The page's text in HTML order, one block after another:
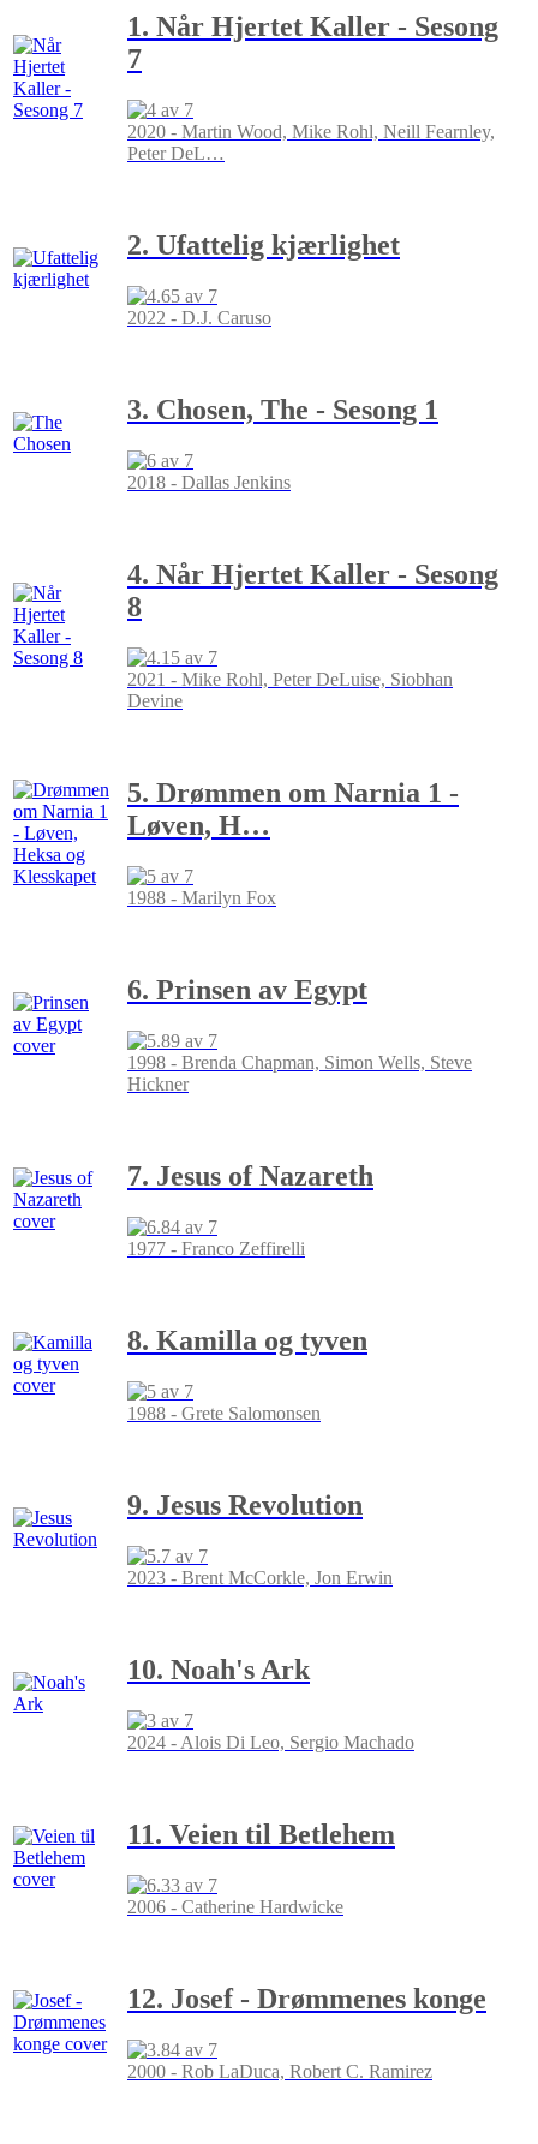
1. Når Hjertet Kaller - Sesong
7
2020 - Martin Wood, Mike Rohl, Neill Fearnley,
Peter DeL…
2. Ufattelig kjærlighet
2022 - D.J. Caruso
3. Chosen, The - Sesong 1
2018 - Dallas Jenkins
4. Når Hjertet Kaller - Sesong
8
2021 - Mike Rohl, Peter DeLuise, Siobhan
Devine
5. Drømmen om Narnia 1 -
Løven, H…
1988 - Marilyn Fox
6. Prinsen av Egypt
1998 - Brenda Chapman, Simon Wells, Steve
Hickner
7. Jesus of Nazareth
1977 - Franco Zeffirelli
8. Kamilla og tyven
1988 - Grete Salomonsen
9. Jesus Revolution
2023 - Brent McCorkle, Jon Erwin
10. Noah's Ark
2024 - Alois Di Leo, Sergio Machado
11. Veien til Betlehem
2006 - Catherine Hardwicke
12. Josef - Drømmenes konge
2000 - Rob LaDuca, Robert C. Ramirez